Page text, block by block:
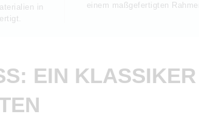
in
einem maßgefertigten
EIN KLASSIKER